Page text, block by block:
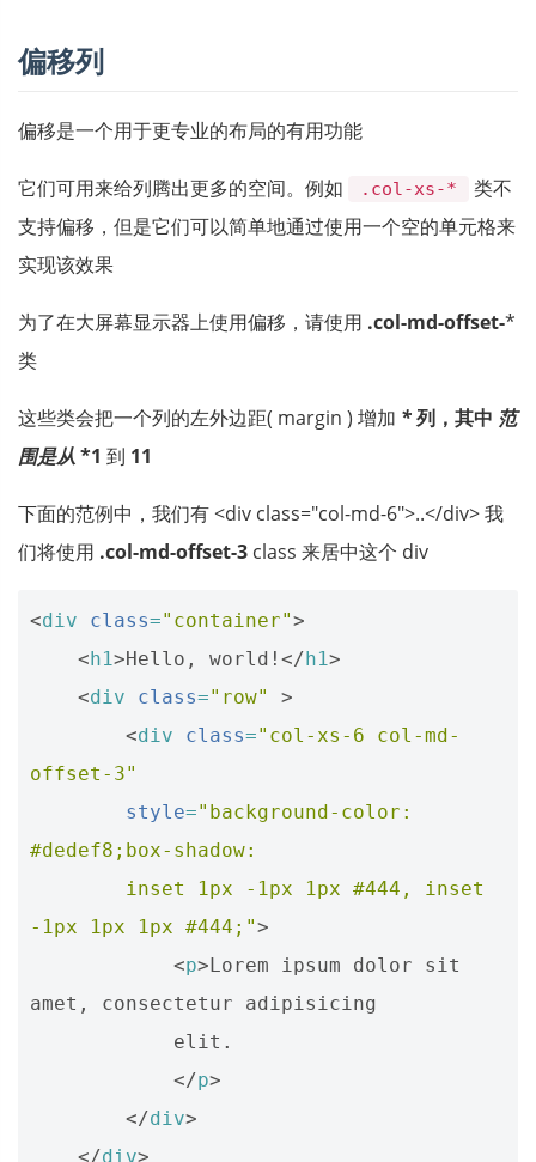
偏移列
偏移是一个用于更专业的布局的有用功能
它们可用来给列腾出更多的空间。例如 .col-xs-*
类不
支持偏移，但是它们可以简单地通过使用一个空的单元格来
实现该效果
为了在大屏幕显示器上使用偏移，请使用 .col-md-offset-*
类
这些类会把一个列的左外边距( margin ) 增加 *列，其中 范
围是从*1 到 11
下面的范例中，我们有 <div class="col-md-6">..</div> 我
们将使用 .col-md-offset-3 class 来居中这个 div
<div class="container">
<h1>Hello, world! </h1>
<div class="row"
>
<div class="col-xs-6 col-md-
offset-3"
style="background-color:
#dedef8;box-shadow:
-1px 1px 1px #444;">
<p>Lorem ipsum dolor sit
amet, consectetur adipisicing
</p>
</div>
</div>